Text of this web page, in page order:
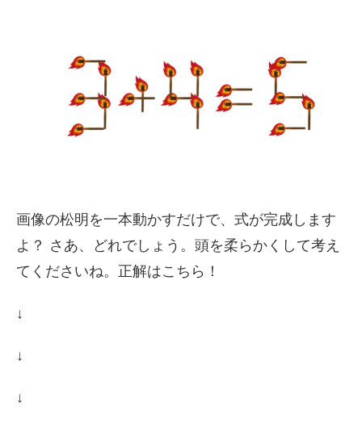
画像の松明を一本動かすだけで、式が完成します
よ？ さあ、どれでしょう。頭を柔らかくして考え
てくださいね。正解はこちら！
↓
↓
↓